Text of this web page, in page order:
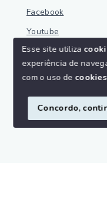
Facebook
Youtube
© Copyright 2026 -
SITE PARA IMOBILIARIA
Esse site utiliza
experiência de
com o uso de cookies
Concordo,